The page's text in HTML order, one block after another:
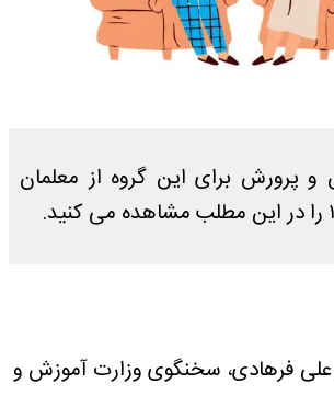
پرورش برای این گروه از معلمان
علی فرهادی، سخنگوی وزارت آموزش و